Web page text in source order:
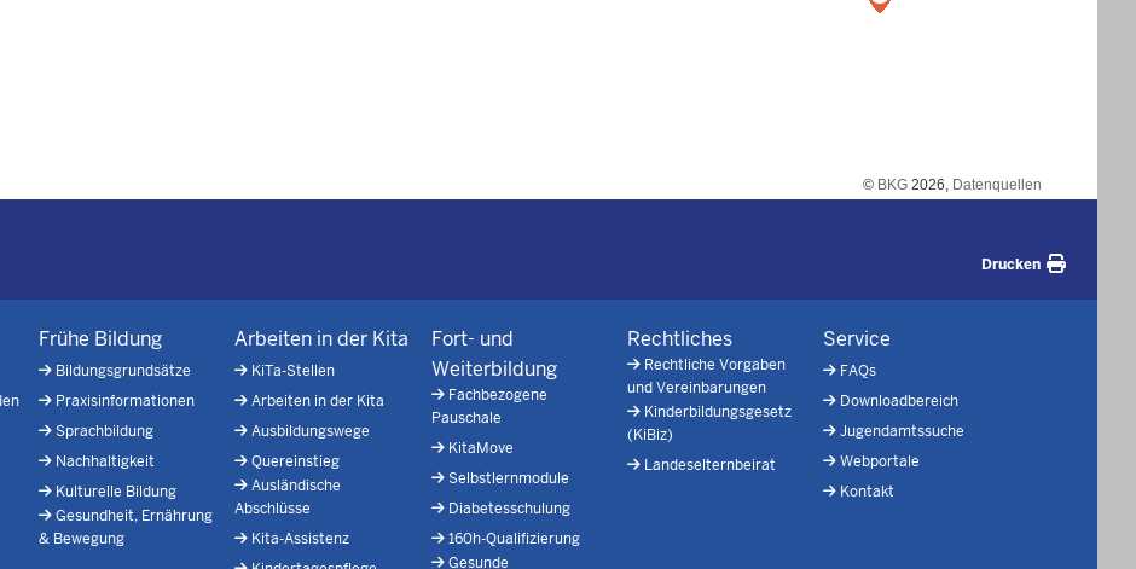
© BKG 2026, Datenquellen
Drucken
Frühe Bildung
Bildungsgrundsätze
Praxisinformationen
Sprachbildung
Nachhaltigkeit
Kulturelle Bildung
Gesundheit, Ernährung
& Bewegung
Arbeiten in der Kita
KiTa-Stellen
Arbeiten in der Kita
Ausbildungswege
Quereinstieg
Ausländische
Abschlüsse
Kita-Assistenz
Fort- und
Weiterbildung
Fachbezogene
Pauschale
KitaMove
Selbstlernmodule
Diabetesschulung
160h-Qualifizierung
Gesunde
Rechtliches
Rechtliche Vorgaben
und Vereinbarungen
Kinderbildungsgesetz
(KiBiz)
Landeselternbeirat
Service
FAQs
Downloadbereich
Jugendamtssuche
Webportale
Kontakt